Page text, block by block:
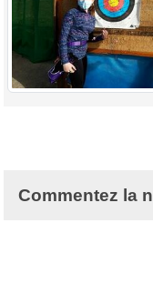
Commentez la